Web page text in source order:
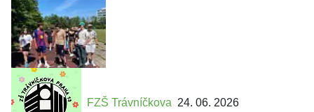
FZŠ Trávníčkova 24. 06. 2026